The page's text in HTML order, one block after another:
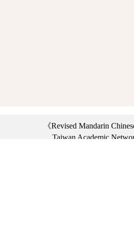
《Revised Mandarin
Taiwan Academic